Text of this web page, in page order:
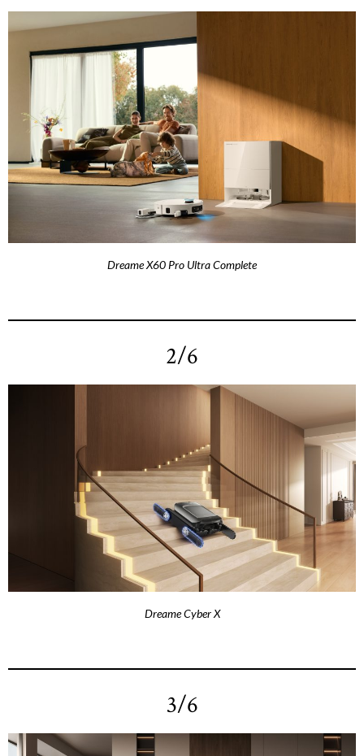
Dreame X60 Pro Ultra Complete
2/6
Dreame Cyber X
3/6